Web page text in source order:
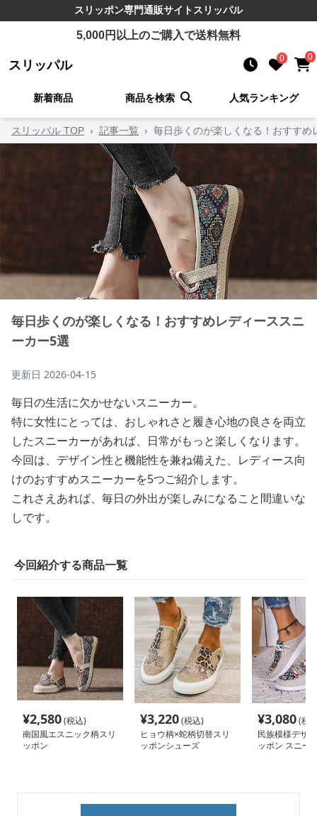
スリッポン専門通販サイト スリッパル
5,000円以上のご購入で送料無料
スリッパル 0 0
新着商品 商品を検索 人気ランキング
スリッパル TOP › 記事一覧 › 毎日歩くのが楽しくなる！おすすめ
毎日歩くのが楽しくなる！おすすめレディーススニ
ーカー5選
更新日 2026-04-15
毎日の生活に欠かせないスニーカー。
特に女性にとっては、おしゃれさと履き心地の良さを両立
したスニーカーがあれば、日常がもっと楽しくなります。
今回は、デザイン性と機能性を兼ね備えた、レディース向
けのおすすめスニーカーを5つご紹介します。
これさえあれば、毎日の外出が楽しみになること間違いな
しです。
今回紹介する商品一覧
¥2,580(税込)
南国風エスニック柄スリ
ッポン
¥3,220(税込)
ヒョウ柄×蛇柄切替スリ
ッポンシューズ
¥3,080(税
民族模様デザ
ッポン スニー